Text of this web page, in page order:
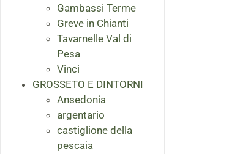
Gambassi Terme
Greve in Chianti
Tavarnelle Val di
Pesa
Vinci
GROSSETO E DINTORNI
Ansedonia
argentario
castiglione della
pescaia